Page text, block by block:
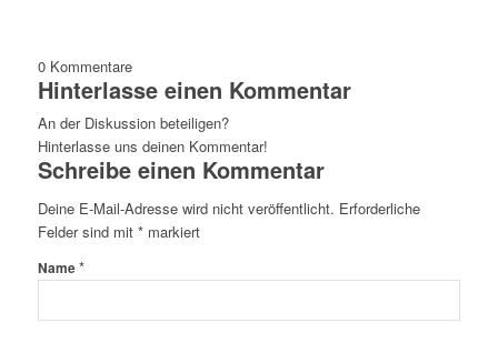
0 Kommentare
Hinterlasse einen Kommentar
An der Diskussion beteiligen?
Hinterlasse uns deinen Kommentar!
Schreibe einen Kommentar
Deine E-Mail-Adresse wird nicht veröffentlicht. Erforderliche
Felder sind mit *markiert
Name*